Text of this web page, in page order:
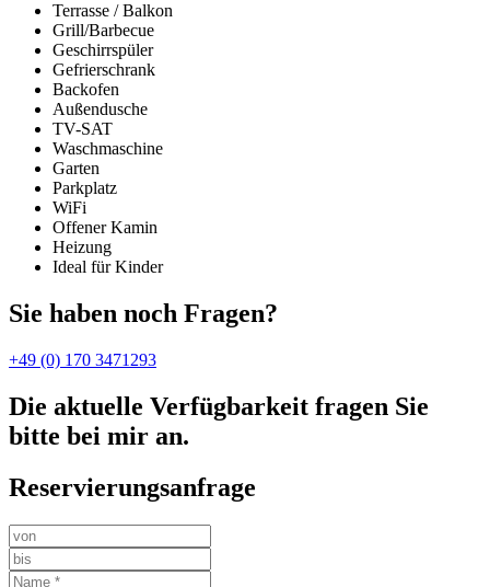
Terrasse / Balkon
Grill/Barbecue
Geschirrspüler
Gefrierschrank
Backofen
Außendusche
TV-SAT
Waschmaschine
Garten
Parkplatz
WiFi
Offener Kamin
Heizung
Ideal für Kinder
Sie haben noch Fragen?
+49 (0) 170 3471293
Die aktuelle Verfügbarkeit fragen Sie
bitte bei mir an.
Reservierungsanfrage